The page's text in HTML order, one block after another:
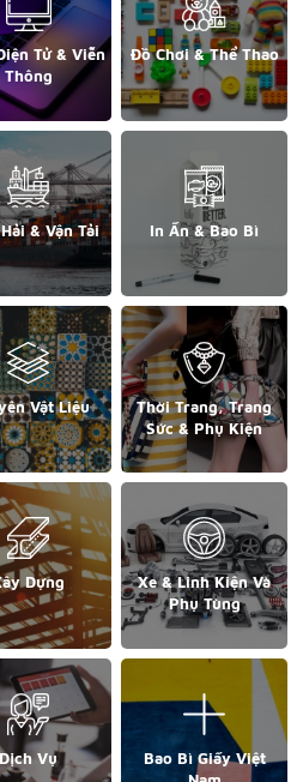
Tử & Viễn
Thông
Đồ Chơi & Thể Thao
& Vận Tải In Ấn & Bao Bì
Vật Liệu
Thời Trang, Trang
Sức & Phụ Kiện
Dựng
Xe & Linh Kiện Và
Phụ Tùng
Dịch Vụ
Bao Bì Giấy Việt